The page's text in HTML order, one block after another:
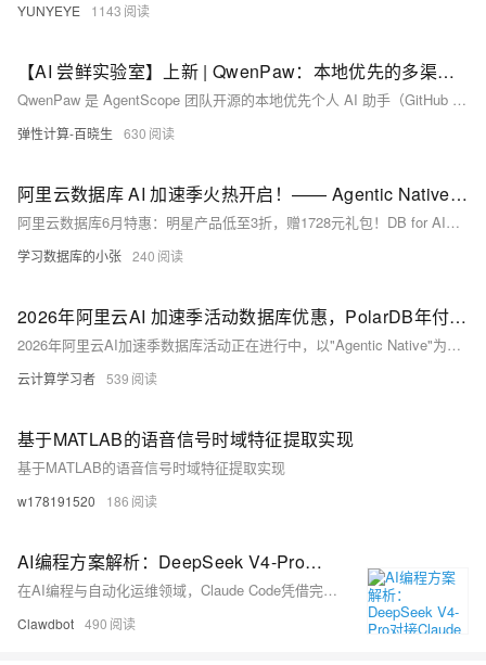
YUNYEYE 1143
【AI 尝鲜实验室】上新 | QwenPaw：本地优先的多渠道个人 AI 助手，让 AI 分身住进你的钉钉与飞书
QwenPaw 是 AgentScope 团队开源的本地优先个人 AI 助手（GitHub 17.4k+ Stars，Apache-2.0 协议），非普通 ChatBot，而是具备长期记忆、多渠道接入（钉钉/飞书/微信/Discord）、本地跑模型、多 Agent 协作能力的“AI 分身”。本实验通过阿里云计算巢一键云端部署，浏览器安全代理即可快速配置使用。
弹性计算-百晓生 630
阿里云数据库 AI 加速季火热开启！—— Agentic Native 的瑶池数据库释放数据潜能，畅享超值优惠！
阿里云数据库6月特惠：明星产品低至3折，赠1728元礼包！DB for AI原生向量引擎、PolarDB国产自研库、RDS/ClickHouse等AI能力全面升级，免费试用+专属折扣同步开启（6.1-6.30）→速戳活动页！
学习数据库的小张 240
2026年阿里云AI 加速季活动数据库优惠，PolarDB年付5折起，数据库上云优选
2026年阿里云AI加速季数据库活动正在进行中，以"Agentic Native"为核心，覆盖RDS、PolarDB、ADB等全系列数据库产品。活动亮点包括：新用户可免费试用Supabase、长期记忆、RDS Agent等AI能力；DAS Agent、Data Agent、Meta Agent等Agent类产品限时享7-8折并可叠加满减券；RDS/PolarDB搭配AI助手套餐年付低至6折起；另有DuckDB、MongoDB 8.0、AnalyticDB等热门产品续费/升级享6折优惠。
云计算学习者 539
基于MATLAB的语音信号时域特征提取实现
基于MATLAB的语音信号时域特征提取实现
w178191520 186
AI编程方案解析：DeepSeek V4-Pro对接Claude Code全指南：配置、实测与问题排查
在AI编程与自动化运维领域，Claude Code凭借完善的工具调用能力、全流程任务执行逻辑，成为众多开发者和运维人员的常用工具。但原生接入高阶模型存在使用成本偏高、账号稳定性不足、限流频发等问题，寻找高性价比的替代模型成为行业普遍需求。2026年DeepSeek V4-Pro凭借强大的推理能力、超长上下文以及原生协议兼容性，成为适配Claude Code的优选方案。与此同时，OpenClaw、Hermes Agent两类主流AI智能体框架，依托阿里云轻量应用服务器可实现快速部署，搭配阿里云百炼Token Plan还能进一步统筹模型调用、控制使用成本。本文将围绕模型对接、Agent选型部署、订
Clawdbot 490